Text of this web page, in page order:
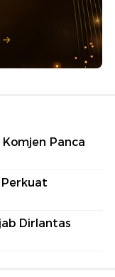
Panca
Dirlantas